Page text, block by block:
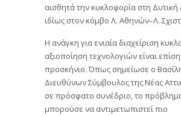
αισθητά την κυκλοφορία στη Δυτική
ιδίως στον κόμβο Λ. Αθηνών–Λ.
Η ανάγκη για ενιαία διαχείριση
αξιοποίηση τεχνολογιών είναι
προσκήνιο. Όπως σημείωσε ο
Διευθύνων Σύμβουλος της Νέας
σε πρόσφατο συνέδριο, το
μπορούσε να αντιμετωπιστεί πιο